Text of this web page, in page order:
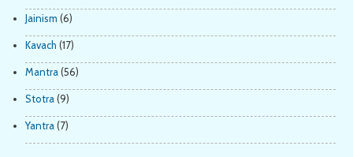
Jainism (6)
Kavach (17)
Mantra(56)
Stotra(9)
Yantra(7)